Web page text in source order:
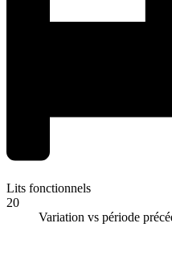
Lits fonctionnels
20
Variation vs période